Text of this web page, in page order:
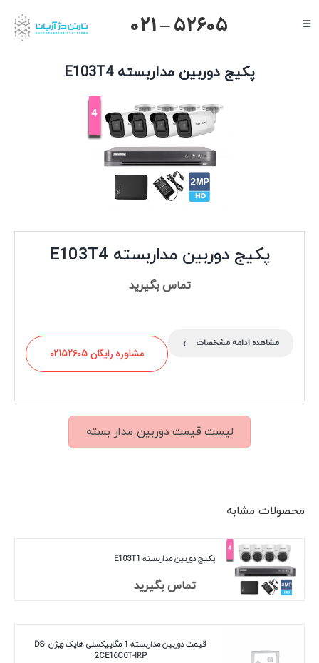
to
Toggle
021 – 52605
پکیج دوربین مداربسته E103T4
پکیج دوربین مداربسته E103T4
تماس بگیرید
مشاهده ادامه مشخصات ›
مشاوره رایگان 02152605
لیست قیمت دوربین مدار بسته
محصولات مشابه
پکیج دوربین مداربسته E103T1
تماس بگیرید
قیمت دوربین مداربسته 1 مگاپیکسلی هایک ویژن DS-
2CE16C0T-IRP